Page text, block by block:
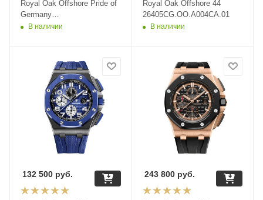
Royal Oak Offshore Pride of
Germany
26415CE.OO.A002CA.01
В наличии
Royal Oak Offshore 44
26405CG.OO.A004CA.01
В наличии
132 500 руб. 243 800руб.